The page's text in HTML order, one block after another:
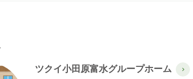
ツクイ小田原富水グループホーム